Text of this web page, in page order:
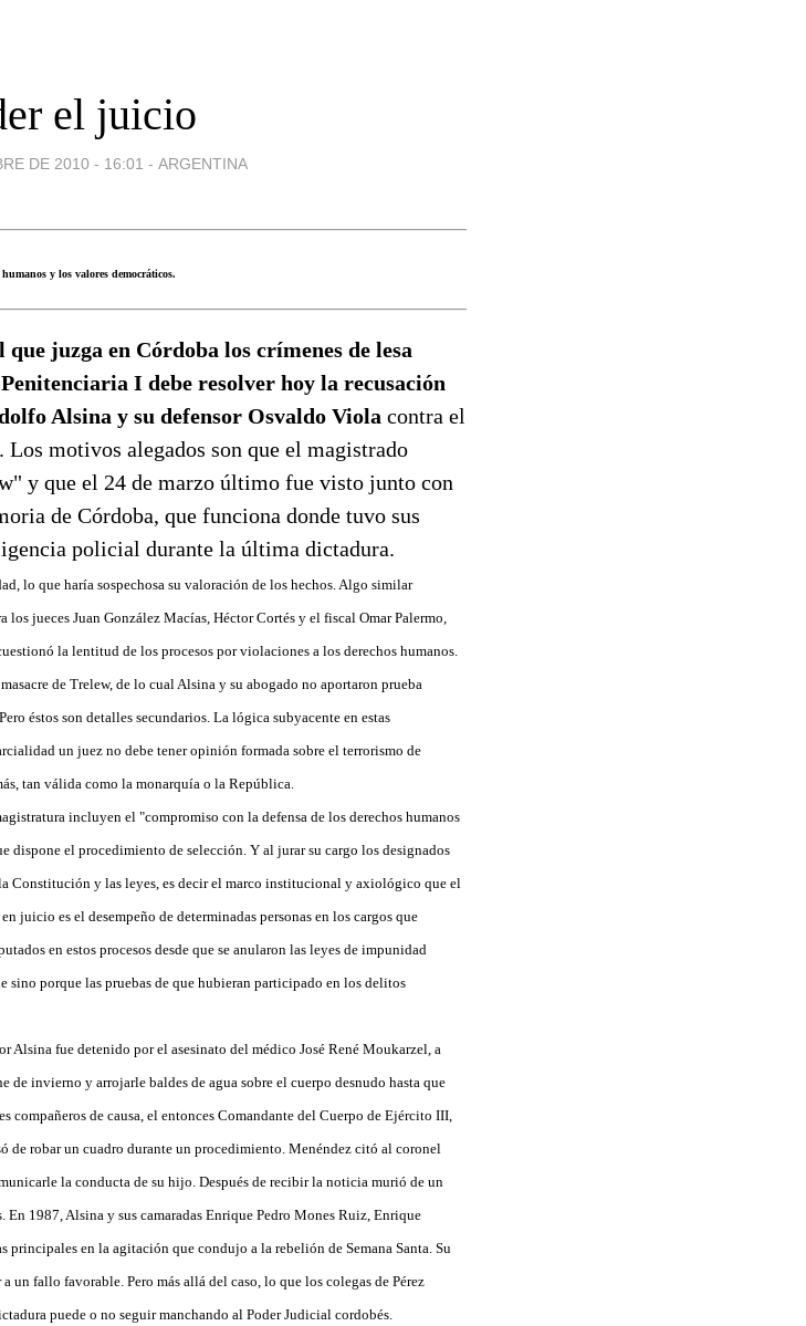
el juicio
DE 2010 - 16:01 - ARGENTINA
y los valores democráticos.
juzga en Córdoba los crímenes de lesa
I debe resolver hoy la recusación
Alsina y su defensor Osvaldo Viola contra el
motivos alegados son que el magistrado
y que el 24 de marzo último fue visto junto con
de Córdoba, que funciona donde tuvo sus
policial durante la última dictadura.
lo que haría sospechosa su valoración de los hechos. Algo similar
jueces Juan González Macías, Héctor Cortés y el fiscal Omar Palermo,
la lentitud de los procesos por violaciones a los derechos humanos.
de Trelew, de lo cual Alsina y su abogado no aportaron prueba
éstos son detalles secundarios. La lógica subyacente en estas
un juez no debe tener opinión formada sobre el terrorismo de
tan válida como la monarquía o la República.
incluyen el "compromiso con la defensa de los derechos humanos
dispone el procedimiento de selección. Y al jurar su cargo los designados
Constitución y las leyes, es decir el marco institucional y axiológico que el
juicio es el desempeño de determinadas personas en los cargos que
en estos procesos desde que se anularon las leyes de impunidad
sino porque las pruebas de que hubieran participado en los delitos
fue detenido por el asesinato del médico José René Moukarzel, a
de invierno y arrojarle baldes de agua sobre el cuerpo desnudo hasta que
compañeros de causa, el entonces Comandante del Cuerpo de Ejército III,
de robar un cuadro durante un procedimiento. Menéndez citó al coronel
la conducta de su hijo. Después de recibir la noticia murió de un
1987, Alsina y sus camaradas Enrique Pedro Mones Ruiz, Enrique
en la agitación que condujo a la rebelión de Semana Santa. Su
un fallo favorable. Pero más allá del caso, lo que los colegas de Pérez
puede o no seguir manchando al Poder Judicial cordobés.